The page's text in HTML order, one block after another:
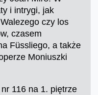
i intrygi, jak
czy los
czasem
Füssliego, a także
Moniuszki
116 na 1. piętrze